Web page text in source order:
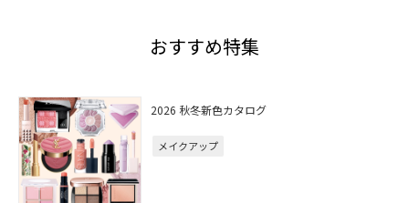
おすすめ特集
2026 秋冬新色カタログ
メイクアップ